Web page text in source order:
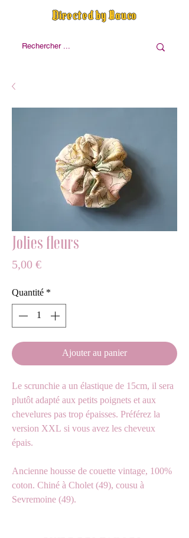
Directed by Nauco
Jolies fleurs
5,00 €Prix
Quantité*
Ajouter au panier
Le scrunchie a un élastique de 15cm, il sera
plutôt adapté aux petits poignets et aux
chevelures pas trop épaisses. Préférez la
version XXL si vous avez les cheveux
épais.
Ancienne housse de couette vintage, 100%
coton. Chiné à Cholet (49), cousu à
Sevremoine (49).